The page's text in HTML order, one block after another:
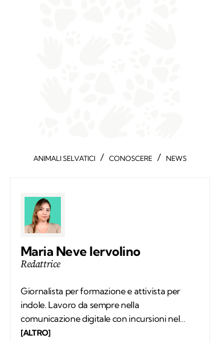
ANIMALI SELVATICI / CONOSCERE / NEWS
Maria Neve Iervolino
Redattrice
Giornalista per formazione e attivista per
indole. Lavoro da sempre nella
comunicazione digitale con incursioni nel
mondo della carta stampata, dove mi sono
[ALTRO]